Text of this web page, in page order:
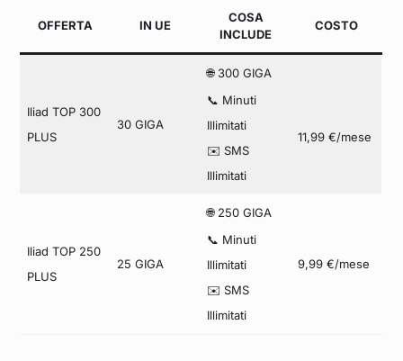
OFFERTA IN UE
COSA
INCLUDE
COSTO
Iliad TOP 300
PLUS
30 GIGA
🌐300 GIGA
📞 Minuti
Illimitati
✉️ SMS
Illimitati
11,99 €/mese
Iliad TOP 250
PLUS
25 GIGA
🌐250 GIGA
📞 Minuti
Illimitati
✉️ SMS
Illimitati
9,99 €/mese